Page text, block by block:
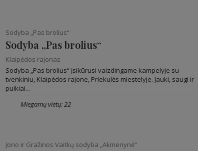
Sodyba „Pas brolius“
Sodyba „Pas brolius“
Klaipėdos rajonas
Sodyba „Pas brolius“ įsikūrusi vaizdingame kampelyje su
tvenkiniu, Klaipėdos rajone, Priekulės miestelyje. Jauki, saugi ir
puikiai...
Miegamų vietų: 22
Jono ir Gražinos Vaitkų sodyba „Akmenynė“